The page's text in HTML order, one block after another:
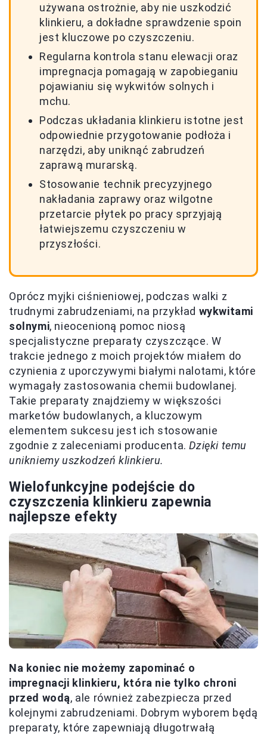
używana ostrożnie, aby nie uszkodzić
klinkieru, a dokładne sprawdzenie spoin
jest kluczowe po czyszczeniu.
Regularna kontrola stanu elewacji oraz
impregnacja pomagają w zapobieganiu
pojawianiu się wykwitów solnych i
mchu.
Podczas układania klinkieru istotne jest
odpowiednie przygotowanie podłoża i
narzędzi, aby uniknąć zabrudzeń
zaprawą murarską.
Stosowanie technik precyzyjnego
nakładania zaprawy oraz wilgotne
przetarcie płytek po pracy sprzyjają
łatwiejszemu czyszczeniu w
przyszłości.
Oprócz myjki ciśnieniowej, podczas walki z
trudnymi zabrudzeniami, na przykład wykwitami
solnymi, nieocenioną pomoc niosą
specjalistyczne preparaty czyszczące. W
trakcie jednego z moich projektów miałem do
czynienia z uporczywymi białymi nalotami, które
wymagały zastosowania chemii budowlanej.
Takie preparaty znajdziemy w większości
marketów budowlanych, a kluczowym
elementem sukcesu jest ich stosowanie
zgodnie z zaleceniami producenta.Dzięki temu
unikniemy uszkodzeń klinkieru.
Wielofunkcyjne podejście do
czyszczenia klinkieru zapewnia
najlepsze efekty
Na koniec nie możemy zapominać o
impregnacji klinkieru, która nie tylko chroni
przed wodą, ale również zabezpiecza przed
kolejnymi zabrudzeniami. Dobrym wyborem będą
preparaty, które zapewniają długotrwałą